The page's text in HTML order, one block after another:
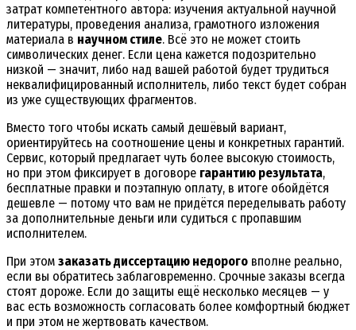
затрат компетентного автора: изучения актуальной научной
литературы, проведения анализа, грамотного изложения
материала в научном стиле. Всё это не может стоить
символических денег. Если цена кажется подозрительно
низкой — значит, либо над вашей работой будет трудиться
неквалифицированный исполнитель, либо текст будет собран
из уже существующих фрагментов.
Вместо того чтобы искать самый дешёвый вариант,
ориентируйтесь на соотношение цены и конкретных гарантий.
Сервис, который предлагает чуть более высокую стоимость,
но при этом фиксирует в договоре гарантию результата,
бесплатные правки и поэтапную оплату, в итоге обойдётся
дешевле — потому что вам не придётся переделывать работу
за дополнительные деньги или судиться с пропавшим
исполнителем.
При этом заказать диссертацию недорого вполне реально,
если вы обратитесь заблаговременно. Срочные заказы всегда
стоят дороже. Если до защиты ещё несколько месяцев — у
вас есть возможность согласовать более комфортный бюджет
и при этом не жертвовать качеством.